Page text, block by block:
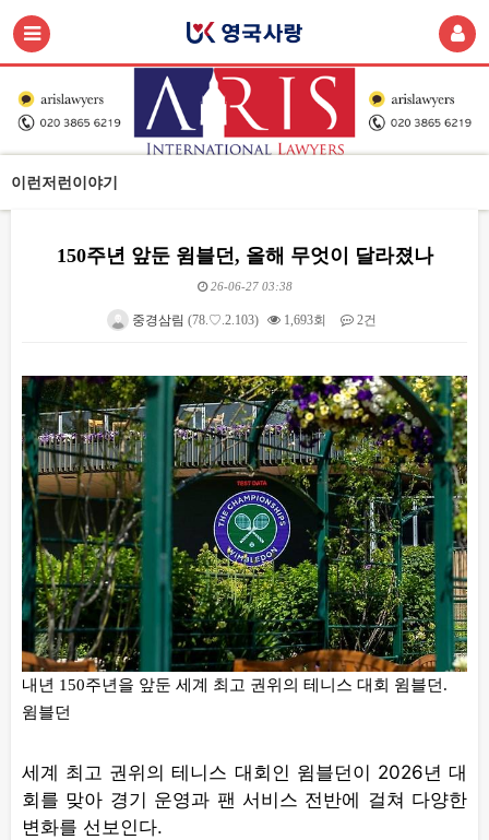
이런저런이야기
150주년 앞둔 윔블던, 올해 무엇이 달라졌나
26-06-27 03:38
중경삼림 (78.♡.2.103) 1,693회 2건
본문
내년 150주년을 앞둔 세계 최고 권위의 테니스 대회 윔블던.
윔블던
세계 최고 권위의 테니스 대회인 윔블던이 2026년 대
회를 맞아 경기 운영과 팬 서비스 전반에 걸쳐 다양한
변화를 선보인다.